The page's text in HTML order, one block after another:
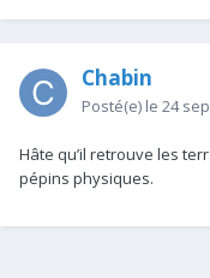
Chabin
Posté(e) le 24
Hâte qu’il retrouve les
pépins physiques.